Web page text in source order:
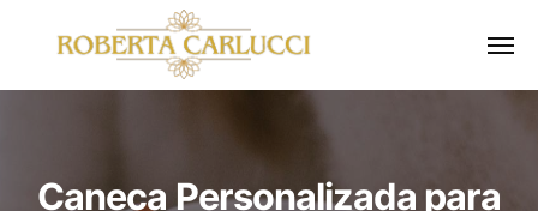
Caneca Personalizada para